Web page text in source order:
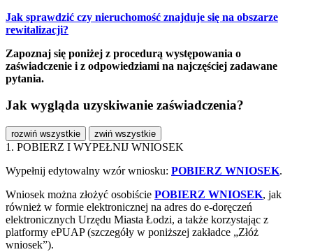
Jak sprawdzić czy nieruchomość znajduje się na obszarze
rewitalizacji?
Zapoznaj się poniżej z procedurą występowania o
zaświadczenie i z odpowiedziami na najczęściej zadawane
pytania.
Jak wygląda uzyskiwanie zaświadczenia?
rozwiń wszystkie zwiń wszystkie
1. POBIERZ I WYPEŁNIJ WNIOSEK
Wypełnij edytowalny wzór wniosku: POBIERZ WNIOSEK.
Wniosek można złożyć osobiście POBIERZ WNIOSEK, jak
również w formie elektronicznej na adres do e-doręczeń
elektronicznych Urzędu Miasta Łodzi, a także korzystając z
platformy ePUAP (szczegóły w poniższej zakładce „Złóż
wniosek”).